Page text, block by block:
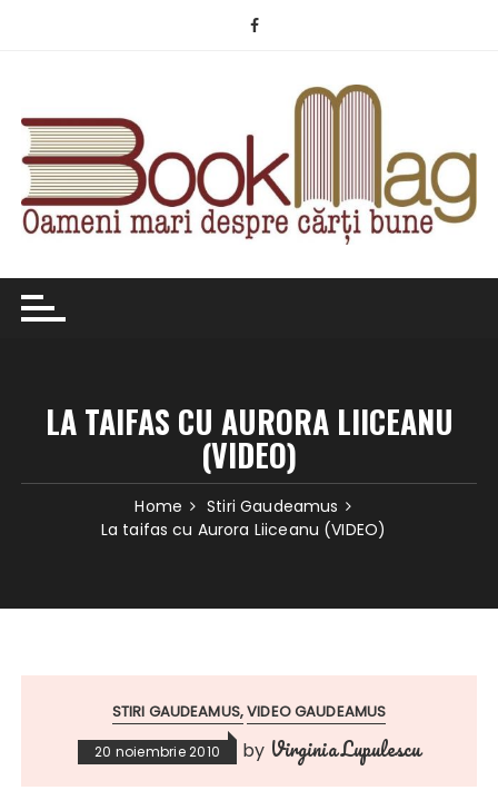
LA TAIFAS CU AURORA LIICEANU
(VIDEO)
Home
Stiri Gaudeamus
La taifas cu Aurora Liiceanu (VIDEO)
STIRI GAUDEAMUS VIDEO GAUDEAMUS
20 noiembrie 2010 by Virginia Lupulescu